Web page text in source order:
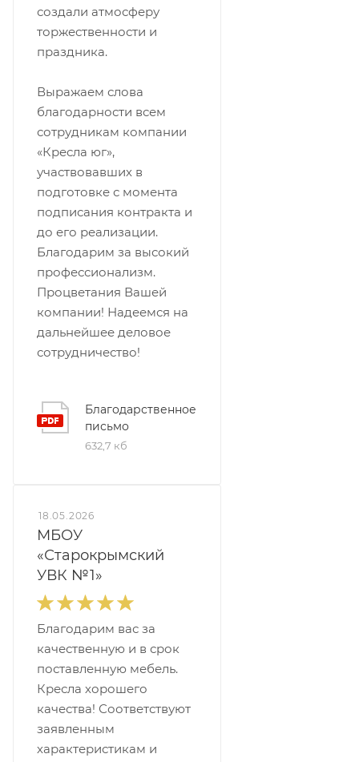
создали атмосферу
торжественности и
праздника.
Выражаем слова
благодарности всем
сотрудникам компании
«Кресла юг»,
участвовавших в
подготовке с момента
подписания контракта и
до его реализации.
Благодарим за высокий
профессионализм.
Процветания Вашей
компании! Надеемся на
дальнейшее деловое
сотрудничество!
Благодарственное
письмо
632,7 кб
18.05.2026
МБОУ
«Старокрымский
УВК №1»
Благодарим вас за
качественную и в срок
поставленную мебель.
Кресла хорошего
качества! Соответствуют
заявленным
характеристикам и